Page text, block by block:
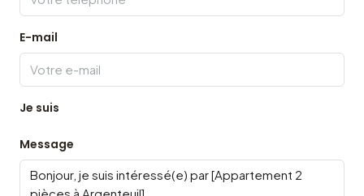
E-mail
Je suis
Message